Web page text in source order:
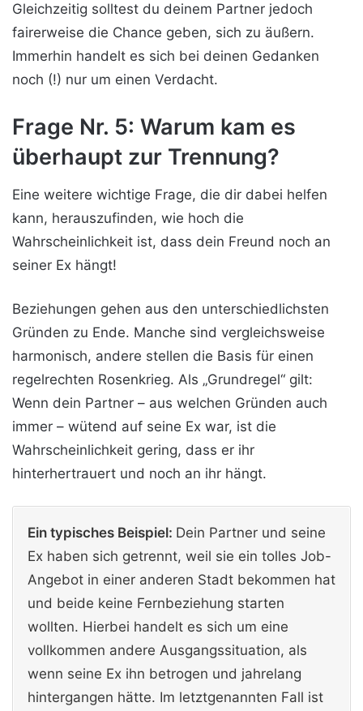
Gleichzeitig solltest du deinem Partner jedoch
fairerweise die Chance geben, sich zu äußern.
Immerhin handelt es sich bei deinen Gedanken
noch (!) nur um einen Verdacht.
Frage Nr. 5: Warum kam es
überhaupt zur Trennung?
Eine weitere wichtige Frage, die dir dabei helfen
kann, herauszufinden, wie hoch die
Wahrscheinlichkeit ist, dass dein Freund noch an
seiner Ex hängt!
Beziehungen gehen aus den unterschiedlichsten
Gründen zu Ende. Manche sind vergleichsweise
harmonisch, andere stellen die Basis für einen
regelrechten Rosenkrieg. Als „Grundregel“ gilt:
Wenn dein Partner – aus welchen Gründen auch
immer – wütend auf seine Ex war, ist die
Wahrscheinlichkeit gering, dass er ihr
hinterhertrauert und noch an ihr hängt.
Ein typisches Beispiel: Dein Partner und seine
Ex haben sich getrennt, weil sie ein tolles Job-
Angebot in einer anderen Stadt bekommen hat
und beide keine Fernbeziehung starten
wollten. Hierbei handelt es sich um eine
vollkommen andere Ausgangssituation, als
wenn seine Ex ihn betrogen und jahrelang
hintergangen hätte. Im letztgenannten Fall ist